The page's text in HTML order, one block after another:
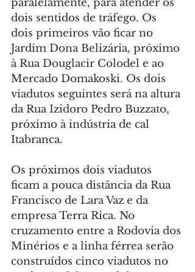
paralelamente, para atender os
dois sentidos de tráfego. Os
dois primeiros vão ficar no
Jardim Dona Belizária, próximo
à Rua Douglacir Colodel e ao
Mercado Domakoski. Os dois
viadutos seguintes será na altura
da Rua Izidoro Pedro Buzzato,
próximo à indústria de cal
Itabranca.
Os próximos dois viadutos
ficam a pouca distância da Rua
Francisco de Lara Vaz e da
empresa Terra Rica. No
cruzamento entre a Rodovia dos
Minérios e a linha férrea serão
construídos cinco viadutos no